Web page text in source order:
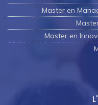
Master en
Master en